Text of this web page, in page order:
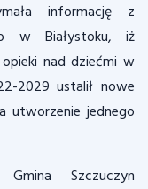
informację z
w Białystoku, iż
nad dziećmi w
2029 ustalił nowe
utworzenie jednego
Szczuczyn